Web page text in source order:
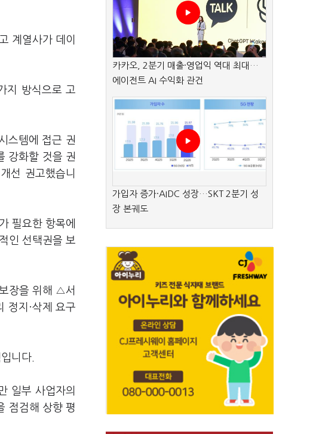
계열사가 데이
지 방식으로 고
스템에 접근 권
강화할 것을 권
선 권고했습니
필요한 항목에
인 선택권을 보
장을 위해 △서
정지·삭제 요구
니다.
일부 사업자의
점검해 상향 평
카카오, 2분기 매출·영업익 역대 최대…
에이전트 AI 수익화 관건
가입자 증가·AIDC 성장…SKT 2분기 성
장 본궤도